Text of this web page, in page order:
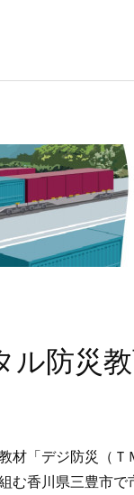
防災
材「デジ防災（Ｔ
む香川県三豊市で